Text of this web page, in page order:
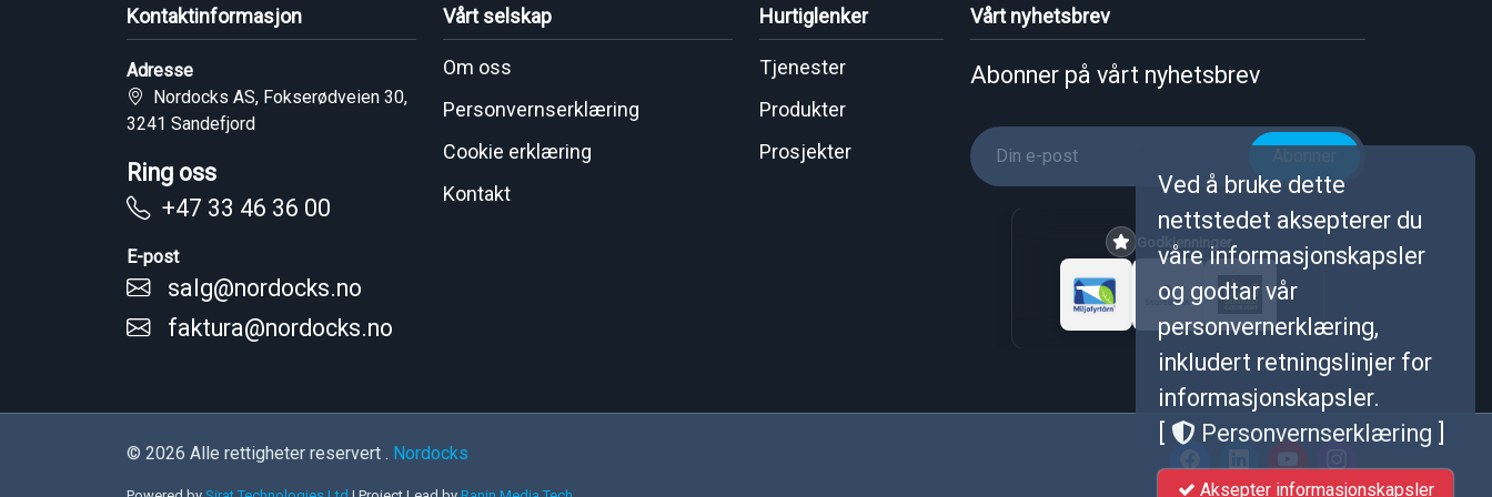
Kontaktinformasjon
Adresse
Nordocks AS, Fokserødveien 30,
3241 Sandefjord
Ring oss
+47 33 46 36 00
E-post
salg@nordocks.no
faktura@nordocks.no
Vårt selskap
Om oss
Personvernserklæring
Cookie erklæring
Kontakt
Hurtiglenker
Tjenester
Produkter
Prosjekter
Vårt nyhetsbrev
Abonner på vårt nyhetsbrev
Abonner
Godkjenninger
© 2026 Alle rettigheter reservert . Nordocks
Ved å bruke dette
nettstedet aksepterer du
våre informasjonskapsler
og godtar vår
personvernerklæring,
inkludert retningslinjer for
informasjonskapsler.
Personvernserklæring
Aksepter informasjonskapsler